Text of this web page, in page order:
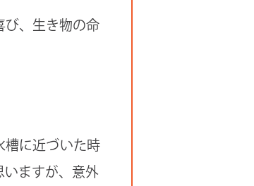
び、生き物の命
槽に近づいた時
いますが、意外